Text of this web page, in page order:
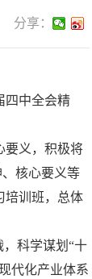
分享：
四中全会精
要义，积极将
核心要义等
培训班，总体
科学谋划“十
代化产业体系